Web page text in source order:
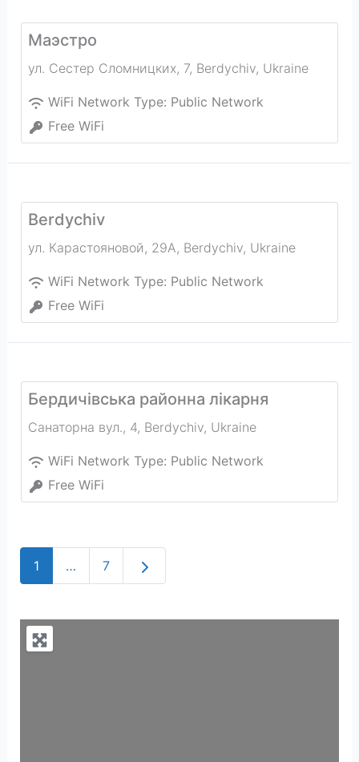
Маэстро
ул. Сестер Сломницких, 7, Berdychiv, Ukraine
WiFi Network Type: Public Network
Free WiFi
Berdychiv
ул. Карастояновой, 29А, Berdychiv, Ukraine
WiFi Network Type: Public Network
Free WiFi
Бердичівська районна лікарня
Санаторна вул., 4, Berdychiv, Ukraine
WiFi Network Type: Public Network
Free WiFi
1 … 7 Older posts